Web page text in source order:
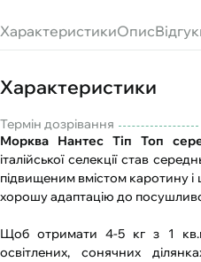
ХарактеристикиОпис
Характеристики
Термін дозрівання
Морква Нантес Тіп Топ
італійської селекції став
підвищеним вмістом каротину і
хорошу адаптацію до
Щоб отримати 4-5 кг з 1
освітлених, сонячних